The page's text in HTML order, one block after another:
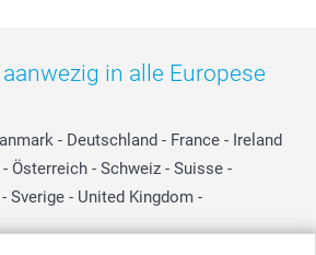
in alle Europese
- Deutschland - France - Ireland
- Österreich - Schweiz - Suisse -
- Sverige - United Kingdom -